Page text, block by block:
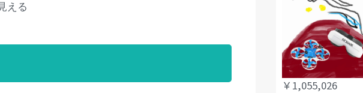
える
￥1,055,026